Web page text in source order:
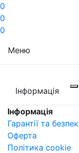
0
0
0
Меню
Інформація
Інформація
Гарантії та
Оферта
Політика cookie